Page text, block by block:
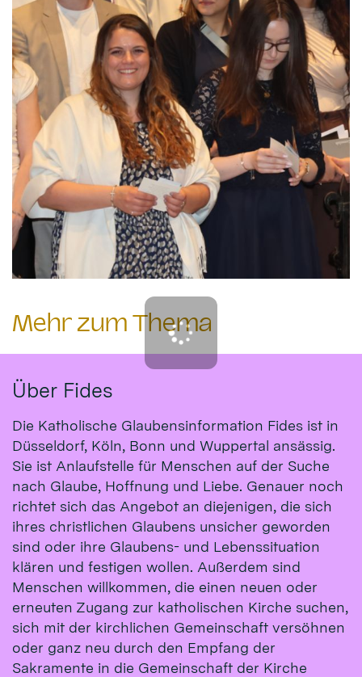
Mehr zum Thema
Über Fides
Die Katholische Glaubensinformation Fides ist in
Düsseldorf, Köln, Bonn und Wuppertal ansässig.
Sie ist Anlaufstelle für Menschen auf der Suche
nach Glaube, Hoffnung und Liebe. Genauer noch
richtet sich das Angebot an diejenigen, die sich
ihres christlichen Glaubens unsicher geworden
sind oder ihre Glaubens- und Lebenssituation
klären und festigen wollen. Außerdem sind
Menschen willkommen, die einen neuen oder
erneuten Zugang zur katholischen Kirche suchen,
sich mit der kirchlichen Gemeinschaft versöhnen
oder ganz neu durch den Empfang der
Sakramente in die Gemeinschaft der Kirche